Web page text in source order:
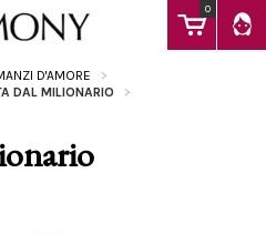
0
D'AMORE
DAL MILIONARIO